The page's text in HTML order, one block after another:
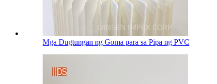
Mga Dugtungan ng Goma para sa Pipa ng PVC